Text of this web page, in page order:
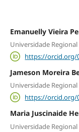
Emanuelly Vieira
Universidade Regional
https://orcid.org/
Jameson Moreira
Universidade Regional
https://orcid.org/
Maria Juscinaide
Universidade Regional